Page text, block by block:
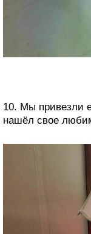
10. Мы привезли
нашёл свое